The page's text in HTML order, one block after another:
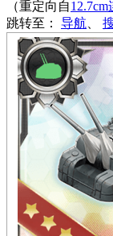
（重定向自
跳转至： 导航